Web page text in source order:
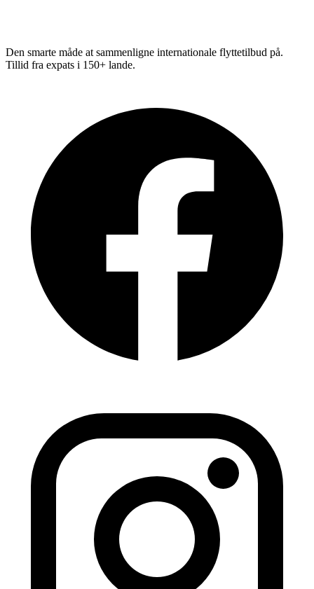
Den smarte måde at sammenligne internationale flyttetilbud på.
Tillid fra expats i 150+ lande.